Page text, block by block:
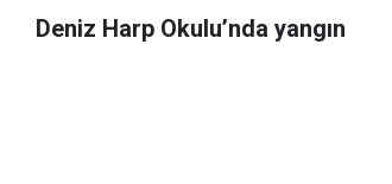
Deniz Harp Okulu’nda yangın